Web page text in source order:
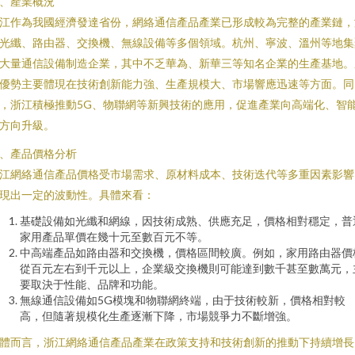
作為我國經濟發達省份，網絡通信產品產業已形成較為完整的產業鏈
纖、路由器、交換機、無線設備等多個領域。杭州、寧波、溫州等地
量通信設備制造企業，其中不乏華為、新華三等知名企業的生產基地
勢主要體現在技術創新能力強、生產規模大、市場響應迅速等方面。同
浙江積極推動5G、物聯網等新興技術的應用，促進產業向高端化、智
向升級。
產品價格分析
網絡通信產品價格受市場需求、原材料成本、技術迭代等多重因素影
出一定的波動性。具體來看：
基礎設備如光纖和網線，因技術成熟、供應充足，價格相對穩定，普
家用產品單價在幾十元至數百元不等。
中高端產品如路由器和交換機，價格區間較廣。例如，家用路由器價
從百元左右到千元以上，企業級交換機則可能達到數千甚至數萬元，
要取決于性能、品牌和功能。
無線通信設備如5G模塊和物聯網終端，由于技術較新，價格相對較
高，但隨著規模化生產逐漸下降，市場競爭力不斷增強。
而言，浙江網絡通信產品產業在政策支持和技術創新的推動下持續增